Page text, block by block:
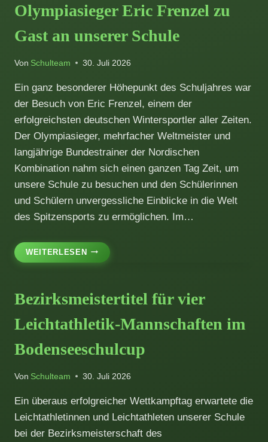
SCHULFAMILIE
Olympiasieger Eric Frenzel zu
Gast an unserer Schule
Von Schulteam 30. Juli 2026
Ein ganz besonderer Höhepunkt des Schuljahres war
der Besuch von Eric Frenzel, einem der
erfolgreichsten deutschen Wintersportler aller Zeiten.
Der Olympiasieger, mehrfacher Weltmeister und
langjährige Bundestrainer der Nordischen
Kombination nahm sich einen ganzen Tag Zeit, um
unsere Schule zu besuchen und den Schülerinnen
und Schülern unvergessliche Einblicke in die Welt
des Spitzensports zu ermöglichen. Im…
WEITERLESENOLYMPIASIEGER
ERIC
GAST
UNSERER
Bezirksmeistertitel für vier
Leichtathletik-Mannschaften im
Bodenseeschulcup
Von Schulteam 30. Juli 2026
Ein überaus erfolgreicher Wettkampftag erwartete die
Leichtathletinnen und Leichtathleten unserer Schule
bei der Bezirksmeisterschaft des